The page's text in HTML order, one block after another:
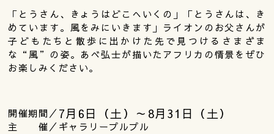
「とうさん、きょうはどこへいくの」「とうさんは、き
めています。風をみにいきます」ライオンのお父さんが
子どもたちと散歩に出かけた先で見つけるさまざま
な“風”の姿。あべ弘士が描いたアフリカの情景をぜひ
お楽しみください。
開催期間／7月6日（土）～8月31日（土）
主 催／ギャラリープルプル